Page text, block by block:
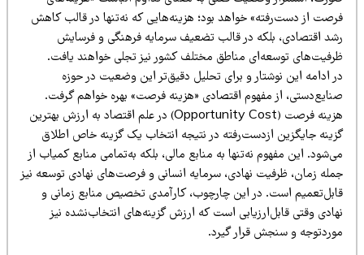
از دست‌رفته» خواهد بود؛ هزینه‌هایی که نه‌تنها در قالب کاهش
اقتصادی، بلکه در قالب تضعیف سرمایه فرهنگی و فرسایش
توسعه‌ای مناطق مختلف کشور نیز تجلی خواهند یافت.
ادامه این نوشتار و برای تحلیل دقیق‌تر این وضعیت در حوزه
از مفهوم اقتصادی «هزینه فرصت» بهره خواهم گرفت.
هزینه فرصت (Opportunity Cost) در علم اقتصاد به ارزش بهترین
جایگزین ازدست‌رفته در نتیجه انتخاب یک گزینه خاص اطلاق
این مفهوم نه‌تنها به منابع مالی، بلکه به‌تمامی منابع کمیاب از
زمان، ظرفیت نهادی، سرمایه انسانی و فرصت‌های نهادی توسعه نیز
است. در این چارچوب، کارآمدی تخصیص منابع زمانی و
وقتی قابل‌ارزیابی است که ارزش گزینه‌های انتخاب‌نشده نیز
و سنجش قرار گیرد.